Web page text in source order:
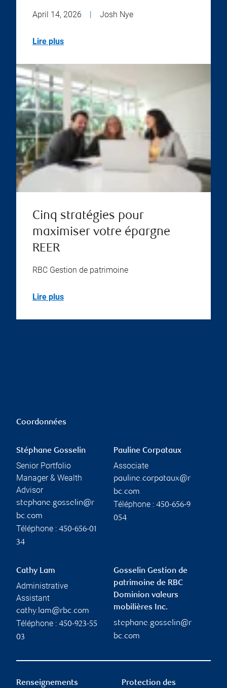
April 14, 2026 | Josh Nye
Lire plus
Cinq stratégies pour
maximiser votre épargne
REER
RBC Gestion de patrimoine
Lire plus
Coordonnées
Stéphane Gosselin
Senior Portfolio
Manager & Wealth
Advisor
stephane.gosselin@r
bc.com
Téléphone : 450-656-01
34
Pauline Corpataux
Associate
pauline.corpataux@r
bc.com
Téléphone : 450-656-9
054
Cathy Lam
Administrative
Assistant
cathy.lam@rbc.com
Téléphone : 450-923-55
03
Gosselin Gestion de
patrimoine de RBC
Dominion valeurs
mobilières Inc.
stephane.gosselin@r
bc.com
Renseignements
Protection des